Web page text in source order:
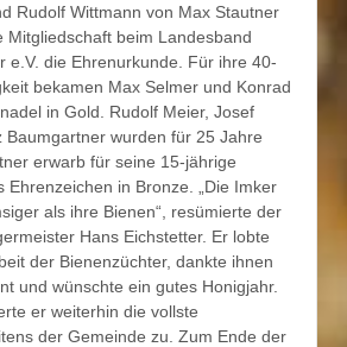
Rudolf Wittmann von Max Stautner
Mitgliedschaft beim Landesband
e.V. die Ehrenurkunde. Für ihre 40-
bekamen Max Selmer und Konrad
in Gold. Rudolf Meier, Josef
Baumgartner wurden für 25 Jahre
erwarb für seine 15-jährige
Ehrenzeichen in Bronze. „Die Imker
als ihre Bienen“, resümierte der
Hans Eichstetter. Er lobte
der Bienenzüchter, dankte ihnen
und wünschte ein gutes Honigjahr.
er weiterhin die vollste
der Gemeinde zu. Zum Ende der